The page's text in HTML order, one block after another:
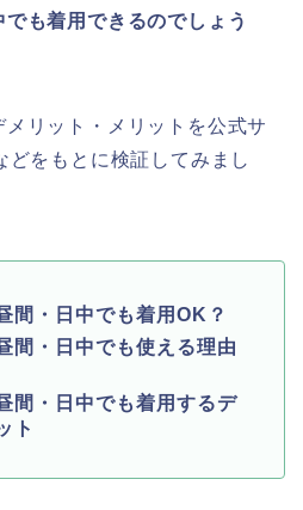
も着用できるのでしょう
リット・メリットを公式サ
をもとに検証してみまし
間・日中でも着用OK？
間・日中でも使える理由
間・日中でも着用するデ
ト